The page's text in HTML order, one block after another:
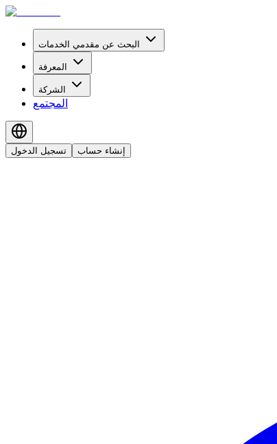
البحث عن مقدمي الخدمات
المعرفة
الشركة
المجتمع
تسجيل الدخول إنشاء حساب